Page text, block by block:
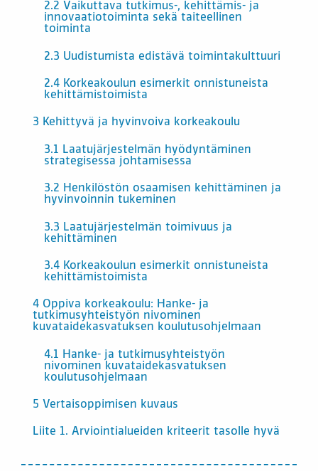
2.2 Vaikuttava tutkimus-, kehittämis- ja
innovaatiotoiminta sekä taiteellinen
toiminta
2.3 Uudistumista edistävä toimintakulttuuri
2.4 Korkeakoulun esimerkit onnistuneista
kehittämistoimista
3 Kehittyvä ja hyvinvoiva korkeakoulu
3.1 Laatujärjestelmän hyödyntäminen
strategisessa johtamisessa
3.2 Henkilöstön osaamisen kehittäminen ja
hyvinvoinnin tukeminen
3.3 Laatujärjestelmän toimivuus ja
kehittäminen
3.4 Korkeakoulun esimerkit onnistuneista
kehittämistoimista
4 Oppiva korkeakoulu: Hanke- ja
tutkimusyhteistyön nivominen
kuvataidekasvatuksen koulutusohjelmaan
4.1 Hanke- ja tutkimusyhteistyön
nivominen kuvataidekasvatuksen
koulutusohjelmaan
5 Vertaisoppimisen kuvaus
Liite 1. Arviointialueiden kriteerit tasolle hyvä